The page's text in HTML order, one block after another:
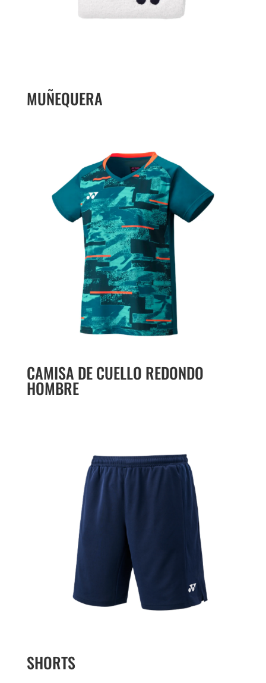
MUÑEQUERA
CAMISA DE CUELLO REDONDO
HOMBRE
SHORTS